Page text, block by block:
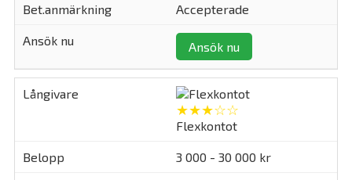
Accepterade
Ansök nu
★★★☆☆
Flexkontot
3 000 - 30 000 kr